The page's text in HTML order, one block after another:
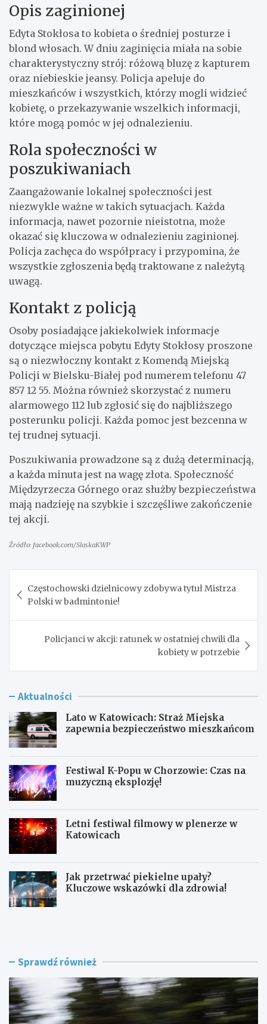
Opis zaginionej
Edyta Stokłosa to kobieta o średniej posturze i
blond włosach. W dniu zaginięcia miała na sobie
charakterystyczny strój: różową bluzę z kapturem
oraz niebieskie jeansy. Policja apeluje do
mieszkańców i wszystkich, którzy mogli widzieć
kobietę, o przekazywanie wszelkich informacji,
które mogą pomóc w jej odnalezieniu.
Rola społeczności w
poszukiwaniach
Zaangażowanie lokalnej społeczności jest
niezwykle ważne w takich sytuacjach. Każda
informacja, nawet pozornie nieistotna, może
okazać się kluczowa w odnalezieniu zaginionej.
Policja zachęca do współpracy i przypomina, że
wszystkie zgłoszenia będą traktowane z należytą
uwagą.
Kontakt z policją
Osoby posiadające jakiekolwiek informacje
dotyczące miejsca pobytu Edyty Stokłosy proszone
są o niezwłoczny kontakt z Komendą Miejską
Policji w Bielsku-Białej pod numerem telefonu 47
857 12 55. Można również skorzystać z numeru
alarmowego 112 lub zgłosić się do najbliższego
posterunku policji. Każda pomoc jest bezcenna w
tej trudnej sytuacji.
Poszukiwania prowadzone są z dużą determinacją,
a każda minuta jest na wagę złota. Społeczność
Międzyrzecza Górnego oraz służby bezpieczeństwa
mają nadzieję na szybkie i szczęśliwe zakończenie
tej akcji.
Źródło: facebook.com/SlaskaKWP
wpisu
Częstochowski dzielnicowy zdobywa tytuł Mistrza
Polski w badmintonie!
Policjanci w akcji: ratunek w ostatniej chwili dla
kobiety w potrzebie
Aktualności
Lato w Katowicach: Straż Miejska
zapewnia bezpieczeństwo mieszkańcom
Festiwal K-Popu w Chorzowie: Czas na
muzyczną eksplozję!
Letni festiwal filmowy w plenerze w
Katowicach
Jak przetrwać piekielne upały?
Kluczowe wskazówki dla zdrowia!
L
K
t
o
w
i
F
w
l
K
-
P
Sprawdź również